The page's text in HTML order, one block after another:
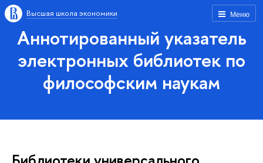
Меню
Высшая школа экономики
Аннотированный указатель
электронных библиотек по
философским наукам